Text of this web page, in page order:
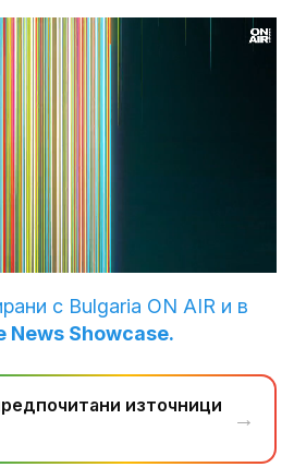
с Bulgaria ON AIR и в
News Showcase.
източници
→